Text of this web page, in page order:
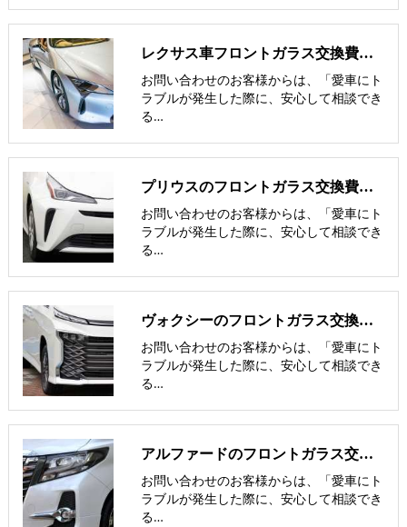
レクサス車フロントガラス交換費用 他社との価格比較
お問い合わせのお客様からは、「愛車にト
ラブルが発生した際に、安心して相談でき
る…
プリウスのフロントガラス交換費用･飛び石修理費用･低価格ガラス紹介
お問い合わせのお客様からは、「愛車にト
ラブルが発生した際に、安心して相談でき
る…
ヴォクシーのフロントガラス交換費用･飛び石修理費用･低価格ガラス
お問い合わせのお客様からは、「愛車にト
ラブルが発生した際に、安心して相談でき
る…
アルファードのフロントガラス交換費用･飛び石修理費用･低価格ガラス
お問い合わせのお客様からは、「愛車にト
ラブルが発生した際に、安心して相談でき
る…